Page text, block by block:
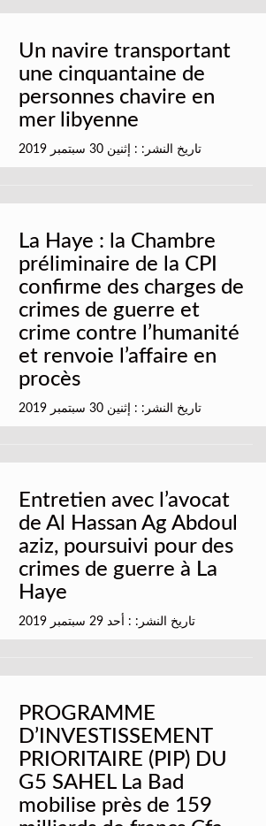
Un navire transportant
une cinquantaine de
personnes chavire en
mer libyenne
تاريخ النشر: : إثنين 30 سبتمبر 2019
La Haye : la Chambre
préliminaire de la CPI
confirme des charges de
crimes de guerre et
crime contre l’humanité
et renvoie l’affaire en
procès
تاريخ النشر: : إثنين 30 سبتمبر 2019
Entretien avec l’avocat
de Al Hassan Ag Abdoul
aziz, poursuivi pour des
crimes de guerre à La
Haye
تاريخ النشر: : أحد 29 سبتمبر 2019
PROGRAMME
D’INVESTISSEMENT
PRIORITAIRE (PIP) DU
G5 SAHEL La Bad
mobilise près de 159